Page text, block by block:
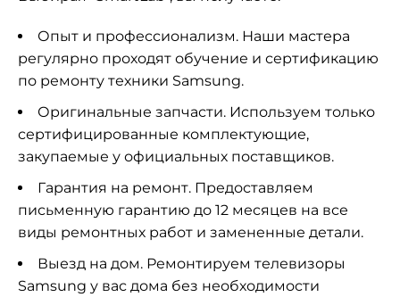
Опыт и профессионализм. Наши мастера
регулярно проходят обучение и сертификацию
по ремонту техники Samsung.
Оригинальные запчасти. Используем только
сертифицированные комплектующие,
закупаемые у официальных поставщиков.
Гарантия на ремонт. Предоставляем
письменную гарантию до 12 месяцев на все
виды ремонтных работ и замененные детали.
Выезд на дом. Ремонтируем телевизоры
Samsung у вас дома без необходимости